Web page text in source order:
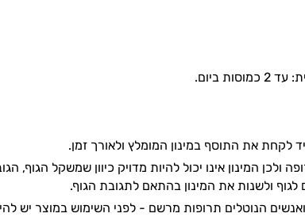
ביום.
לקחת את התוסף במינון המומלץ ולאורך זמן.
ולכן המינון אינו יכול להיות מדויק כיוון שמשקל הגוף,
ולשנות את המינון בהתאם לתגובת הגוף.
הנוטלים תרופות מרשם - לפני השימוש במוצר יש